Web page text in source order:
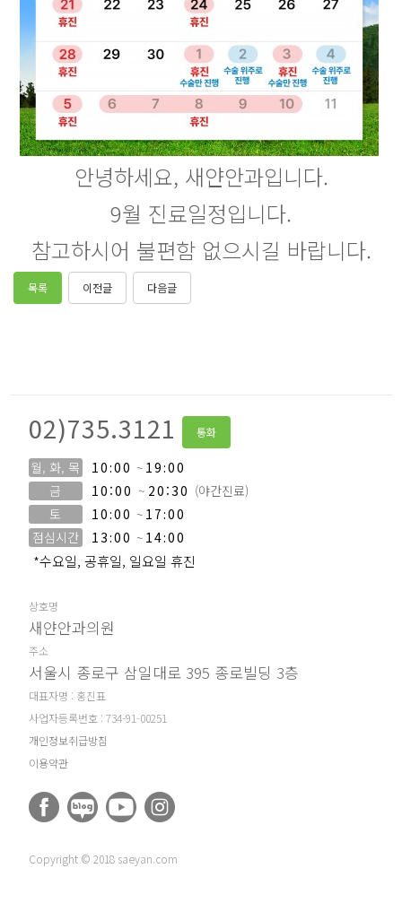
안녕하세요, 새얀안과입니다.
9월 진료일정입니다.
참고하시어 불편함 없으시길 바랍니다.
목록 이전글 다음글
02)735.3121 통화
월, 화, 목 10:00 ~ 19:00
금
10:00 ~ 20:30 (야간진료)
토
10:00 ~ 17:00
점심시간
13:00 ~ 14:00
*수요일, 공휴일, 일요일 휴진
상호명
새얀안과의원
주소
서울시 종로구 삼일대로 395 종로빌딩 3층
대표자명 : 홍진표
사업자등록번호 : 734-91-00251
개인정보취급방침
이용약관
Copyright © 2018 saeyan.com